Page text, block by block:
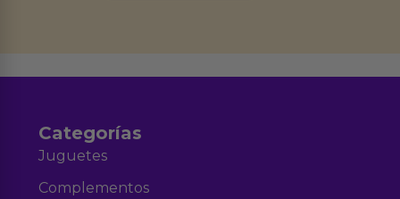
Categorías
Juguetes
Complementos